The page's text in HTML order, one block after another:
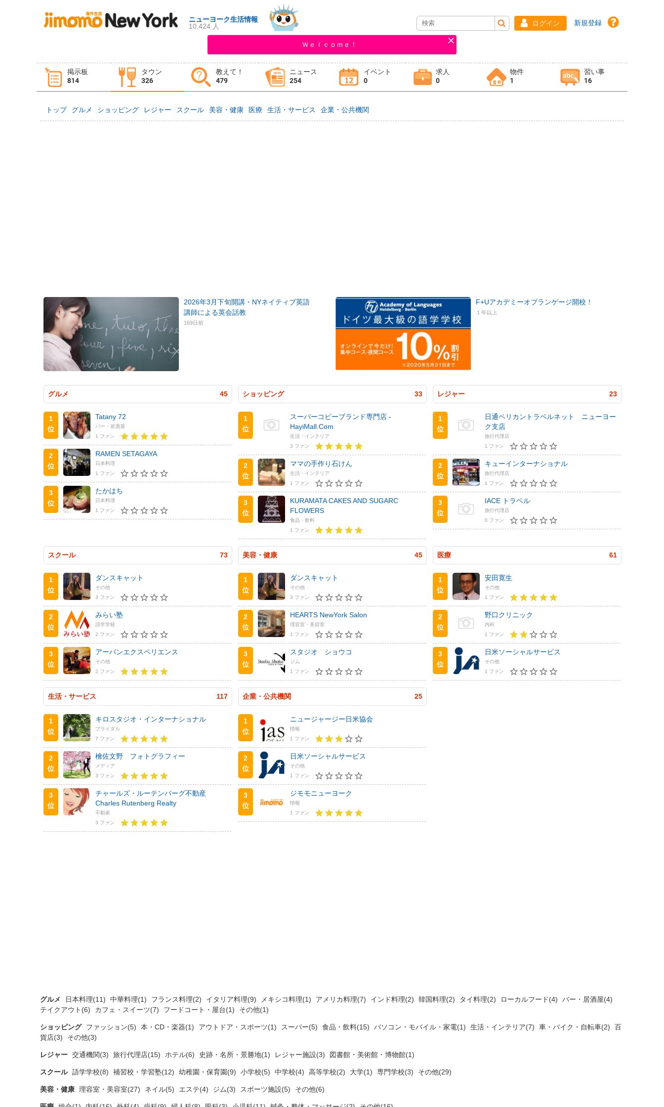
ニューヨーク生活情報
10,424 人
ログイン 新規登録
Ｗｅｌｃｏｍｅ！
掲示板
814
タウン
326
教えて！
479
ニュース
254
イベント
0
求人
0
物件
1
習い事
16
タウン情報 教えて！
イベント 求人
トップ グルメ ショッピング レジャー スクール 美容・健康 医療 生活・サービス 企業・公共機関
2026年3月下旬開講・NYネイティブ英語
講師による英会話教
169日前
F+Uアカデミーオブランゲージ開校！
１年以上
グルメ 45
1
位
Tatany 72
バー・居酒屋
1 ファン
2
位
RAMEN SETAGAYA
日本料理
1 ファン
3
位
たかはち
日本料理
1 ファン
ショッピング 33
1
位
スーパーコピーブランド専門店 -
HayiMall.Com
生活・インテリア
3 ファン
2
位
ママの手作り石けん
生活・インテリア
1 ファン
3
位
KURAMATA CAKES AND SUGARC
FLOWERS
食品・飲料
1 ファン
レジャー 23
1
位
日通ペリカントラベルネット ニューヨー
ク支店
旅行代理店
1 ファン
2
位
キューインターナショナル
旅行代理店
1 ファン
3
位
IACE トラベル
旅行代理店
0 ファン
スクール 73
1
位
ダンスキャット
その他
3 ファン
2
位
みらい塾
語学学校
2 ファン
3
位
アーバンエクスペリエンス
その他
2 ファン
美容・健康 45
1
位
ダンスキャット
その他
3 ファン
2
位
HEARTS NewYork Salon
理容室・美容室
1 ファン
3
位
スタジオ ショウコ
ジム
1 ファン
医療 61
1
位
安田寛生
その他
1 ファン
2
位
野口クリニック
内科
1 ファン
3
位
日米ソーシャルサービス
その他
1 ファン
生活・サービス 117
1
位
キロスタジオ・インターナショナル
ブライダル
7 ファン
2
位
檜佐文野 フォトグラフィー
メディア
3 ファン
3
位
チャールズ・ルーテンバーグ不動産
Charles Rutenberg Realty
不動産
3 ファン
企業・公共機関 25
1
位
ニュージャージー日米協会
情報
1 ファン
2
位
日米ソーシャルサービス
その他
1 ファン
3
位
ジモモニューヨーク
情報
1 ファン
グルメ 日本料理(11) 中華料理(1) フランス料理(2) イタリア料理(9) メキシコ料理(1) アメリカ料理(7) インド料理(2) 韓国料理(2) タイ料理(2) ローカルフード(4)
バー・居酒屋(4)
テイクアウト(6)
カフェ・スイーツ(7) フードコート・屋台(1) その他(1)
ショッピング ファッション(5) 本・CD・楽器(1) アウトドア・スポーツ(1) スーパー(5) 食品・飲料(15) パソコン・モバイル・家電(1) 生活・インテリア(7) 車・バイク・自転車(2)
百
貨店(3)
その他(3)
レジャー 交通機関(3) 旅行代理店(15) ホテル(6) 史跡・名所・景勝地(1) レジャー施設(3) 図書館・美術館・博物館(1)
スクール 語学学校(8) 補習校・学習塾(12) 幼稚園・保育園(9) 小学校(5) 中学校(4) 高等学校(2) 大学(1) 専門学校(3) その他(29)
美容・健康 理容室・美容室(27) ネイル(5) エステ(4) ジム(3) スポーツ施設(5) その他(6)